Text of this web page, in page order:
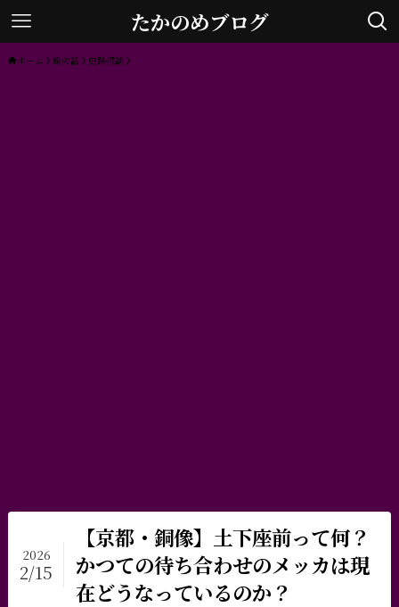
たかのめブログ
ホーム 旅の話 史跡探訪
【京都・銅像】土下座前って何？
かつての待ち合わせのメッカは現
在どうなっているのか？
2026
2/15